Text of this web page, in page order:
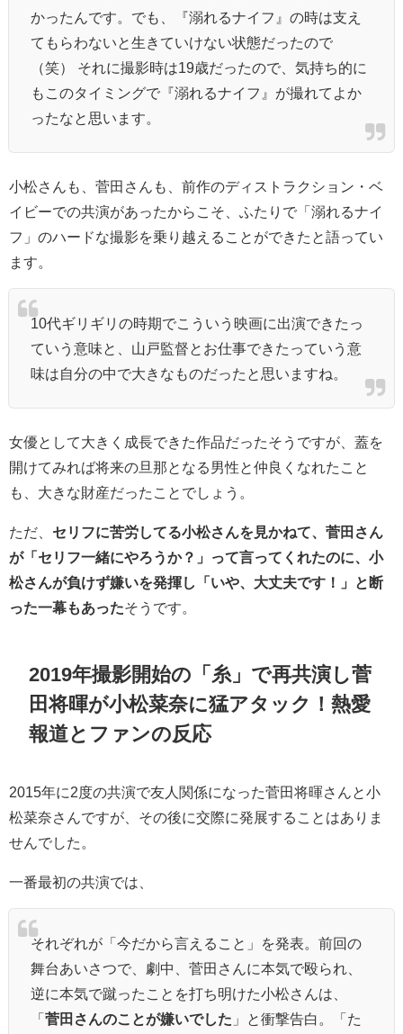
かったんです。でも、『溺れるナイフ』の時は支え
てもらわないと生きていけない状態だったので
（笑） それに撮影時は19歳だったので、気持ち的に
もこのタイミングで『溺れるナイフ』が撮れてよか
ったなと思います。
小松さんも、菅田さんも、前作のディストラクション・ベ
イビーでの共演があったからこそ、ふたりで「溺れるナイ
フ」のハードな撮影を乗り越えることができたと語ってい
ます。
10代ギリギリの時期でこういう映画に出演できたっ
ていう意味と、山戸監督とお仕事できたっていう意
味は自分の中で大きなものだったと思いますね。
女優として大きく成長できた作品だったそうですが、蓋を
開けてみれば将来の旦那となる男性と仲良くなれたこと
も、大きな財産だったことでしょう。
ただ、 セリフに苦労してる小松さんを見かねて、菅田さん
が「セリフ一緒にやろうか？」って言ってくれたのに、小
松さんが負けず嫌いを発揮し「いや、大丈夫です！」と断
った一幕もあったそうです。
2019年撮影開始の「糸」で再共演し菅
田将暉が小松菜奈に猛アタック！熱愛
報道とファンの反応
2015年に2度の共演で友人関係になった菅田将暉さんと小
松菜奈さんですが、その後に交際に発展することはありま
せんでした。
一番最初の共演では、
それぞれが「今だから言えること」を発表。前回の
舞台あいさつで、劇中、菅田さんに本気で殴られ、
逆に本気で蹴ったことを打ち明けた小松さんは、
「 菅田さんのことが嫌いでした 」と衝撃告白。「た